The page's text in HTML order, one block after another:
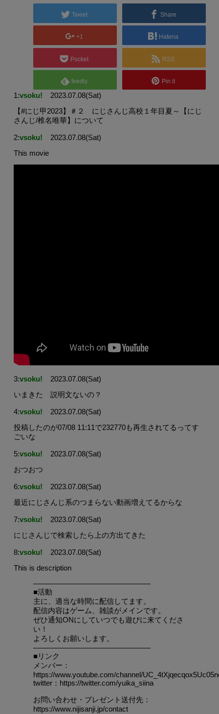
Tweet Share
+1 Hatena
Pocket RSS
feedly Pin it
1:vsoku!
2023.07.08(Sat)
【#にじ甲2023】＃２ にじさんじ高校１年目夏～【にじ
さんじ/椎名唯華】について
2:vsoku!
2023.07.08(Sat)
This movie
3:vsoku!
2023.07.08(Sat)
いまきた 説明文ないの？
4:vsoku!
2023.07.08(Sat)
投稿したのが07/08 11:11で232770も再生されてるってす
ごいな
5:vsoku!
2023.07.08(Sat)
おつおつ
6:vsoku!
2023.07.08(Sat)
最近にじさんじ系のつまらない動画増えてるからな
7:vsoku!
2023.07.08(Sat)
にじさんじで検索したら上の方出てきた
8:vsoku!
2023.07.08(Sat)
This is description
————————————————
■活動
主に、適当な時間に配信してます。
配信内容はゲーム、雑談がメインです。
ぜひ通知ONにしていつでも遊びに来てくださ
い！
よろしくお願いします。
————————————————
■リンク
メンバー：
https://www.youtube.com/channel/
twitter：https://twitter.com/yuika_siina
お問い合わせ・プレゼント送付先：
https://www.nijisanji.jp/contact